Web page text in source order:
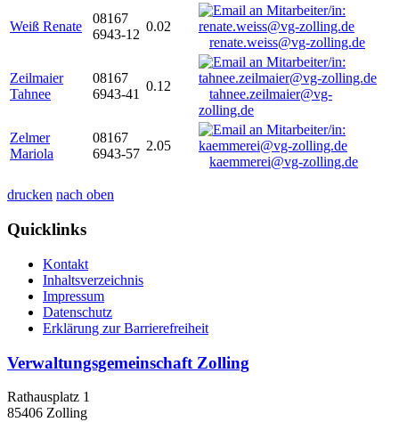
Weiß Renate
08167
6943-12
0.02
renate.weiss@vg-zolling.de
Zeilmaier
Tahnee
08167
6943-41
0.12
tahnee.zeilmaier@vg-
zolling.de
Zelmer
Mariola
08167
6943-57
2.05
kaemmerei@vg-zolling.de
drucken nach oben
Quicklinks
Kontakt
Inhaltsverzeichnis
Impressum
Datenschutz
Erklärung zur Barrierefreiheit
Verwaltungsgemeinschaft Zolling
Rathausplatz 1
85406 Zolling